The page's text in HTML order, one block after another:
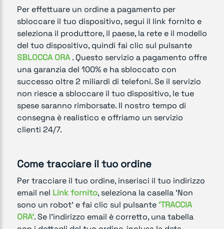
Per effettuare un ordine a pagamento per
sbloccare il tuo dispositivo, segui il link fornito e
seleziona il produttore, il paese, la rete e il modello
del tuo dispositivo, quindi fai clic sul pulsante
SBLOCCA ORA. Questo servizio a pagamento offre
una garanzia del 100% e ha sbloccato con
successo oltre 2 miliardi di telefoni. Se il servizio
non riesce a sbloccare il tuo dispositivo, le tue
spese saranno rimborsate. Il nostro tempo di
consegna è realistico e offriamo un servizio
clienti 24/7.
Come tracciare il tuo ordine
Per tracciare il tuo ordine, inserisci il tuo indirizzo
email nel Link fornito, seleziona la casella 'Non
sono un robot' e fai clic sul pulsante 'TRACCIA
ORA'. Se l'indirizzo email è corretto, una tabella